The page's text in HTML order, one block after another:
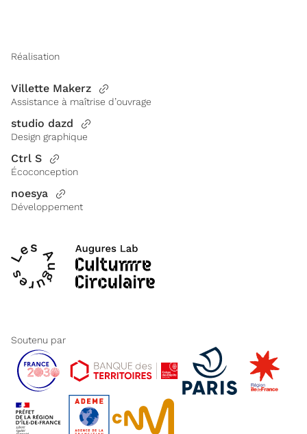
Réalisation
Villette Makerz
Assistance à maîtrise d’ouvrage
studio dazd
Design graphique
Ctrl S
Écoconception
noesya
Développement
Soutenu par